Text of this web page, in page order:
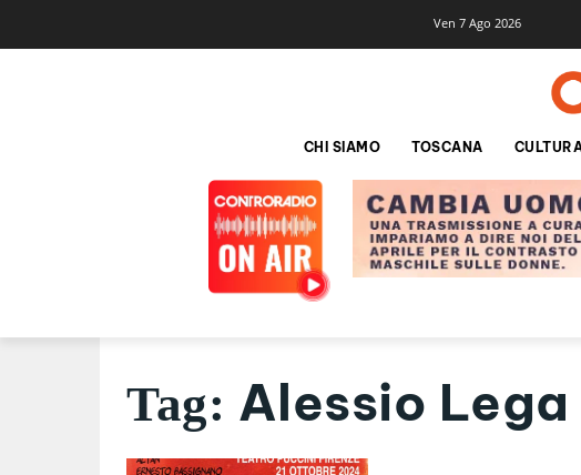
Ven 7 Ago 2026
CHI SIAMO TOSCANA
Tag: Alessio Lega